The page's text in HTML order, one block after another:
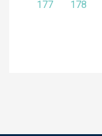
177
178